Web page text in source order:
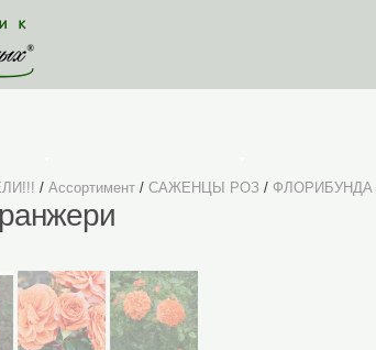
/ Ассортимент / САЖЕНЦЫ РОЗ / ФЛОРИБУНДА